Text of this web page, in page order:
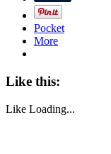
Pocket
More
Like this:
Like Loading...